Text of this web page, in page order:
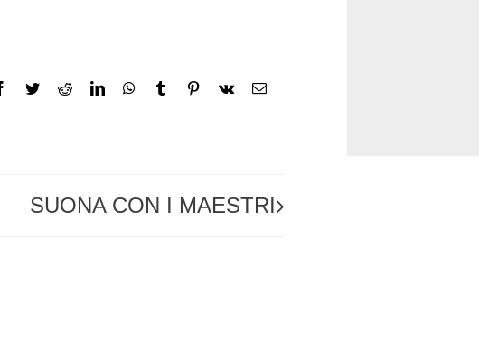
Facebook
TwitterRedditLinkedInWhatsApp
Tumblr Pinterest
Vk Email
SUONA CON I MAESTRI